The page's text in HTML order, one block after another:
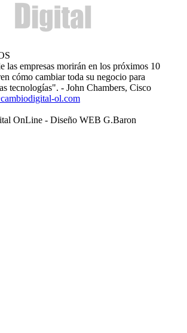
las empresas morirán en los próximos 10
cómo cambiar toda su negocio para
tecnologías". - John Chambers, Cisco
ol.com
OnLine - Diseño WEB G.Baron